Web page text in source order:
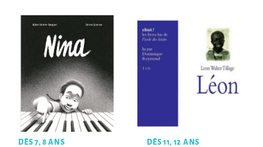
DÈS 7, 8 ANS DÈS 11, 12 ANS